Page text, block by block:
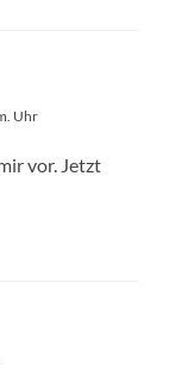
Uhr
vor. Jetzt